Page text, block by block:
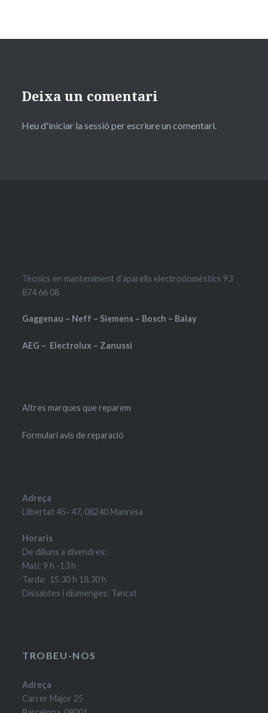
Deixa un comentari
Heu d'iniciar la sessió per escriure un comentari.
Tècnics en manteniment d’aparells electrodomèstics 93
874 66 08
Gaggenau – Neff – Siemens – Bosch – Balay
AEG – Electrolux – Zanussi
Altres marques que reparem
Formulari avís de reparació
Adreça
Llibertat 45- 47, 08240 Manresa
Horaris
De dilluns a divendres:
Mati: 9 h -13 h
Tarda: 15.30 h 18.30 h
Dissabtes i diumenges: Tancat
TROBEU-NOS
Adreça
Carrer Major 25